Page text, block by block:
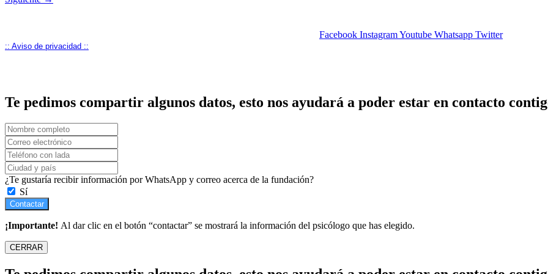
Facebook InstagramYoutube Whatsapp Twitter
:: Aviso de privacidad ::
Te pedimos compartir algunos datos, esto nos ayudará a poder estar en contacto
¿Te gustaría recibir información por WhatsApp y correo acerca de la fundación?
Sí
Contactar
¡Importante! Al dar clic en el botón “contactar” se mostrará la información del psicólogo que has elegido.
CERRAR